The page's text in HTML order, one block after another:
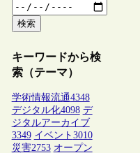
検索
キーワードから検
索（テーマ）
学術情報流通4348
デジタル化4098 デ
ジタルアーカイブ
3349 イベント 3010
災害2753 オープン